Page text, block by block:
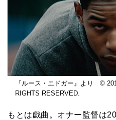
『ルース・エドガー』より ©
RIGHTS RESERVED.
もとは戯曲。オナー監督は